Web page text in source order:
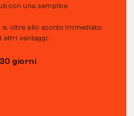
con una semplice
e, oltre allo sconto immediato,
altri vantaggi.
giorni